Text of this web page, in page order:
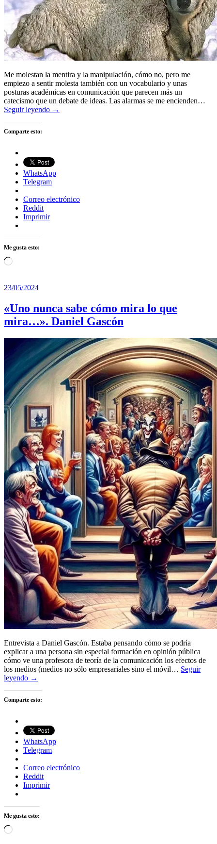
Me molestan la mentira y la manipulación, cómo no, pero me
empiezo a sentir molesta también con un vocabulario y unas
posturas académicas en comunicación que parecen más un
catecismo que un debate de ideas. Las alarmas se me encienden…
Seguir leyendo →
Comparte esto:
WhatsApp
Telegram
Correo electrónico
Reddit
Imprimir
Me gusta esto:
Cargando...
23/05/2024
«Uno nunca sabe cómo mira lo que
mira…». Daniel Gascón
Entrevista a Daniel Gascón. Estaba pensando cómo se podría
explicar a una persona sin especial formación en opinión pública
cómo ve una profesora de teoría de la comunicación los efectos de
los medios (medios no sólo empresariales sino el móvil… Seguir
leyendo →
Comparte esto:
WhatsApp
Telegram
Correo electrónico
Reddit
Imprimir
Me gusta esto:
Cargando...